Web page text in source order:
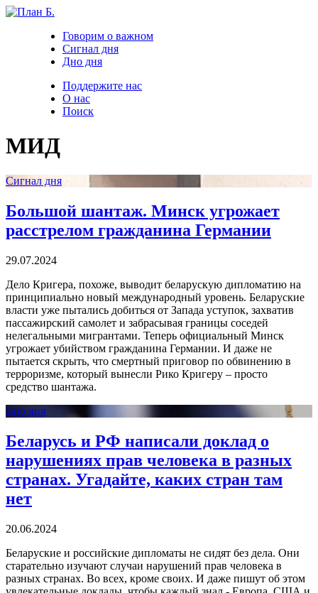
Говорим о важном
Сигнал дня
Дно дня
Поддержите нас
О нас
Поиск
МИД
Сигнал дня
Большой шантаж. Минск угрожает
расстрелом гражданина Германии
29.07.2024
Дело Кригера, похоже, выводит беларускую дипломатию на
принципиально новый международный уровень. Беларуские
власти уже пытались добиться от Запада уступок, захватив
пассажирский самолет и забрасывая границы соседей
нелегальными мигрантами. Теперь официальный Минск
угрожает убийством гражданина Германии. И даже не
пытается скрыть, что смертный приговор по обвинению в
терроризме, который вынесли Рико Кригеру – просто
средство шантажа.
Дно дня
Беларусь и РФ написали доклад о
нарушениях прав человека в разных
странах. Угадайте, каких стран там
нет
20.06.2024
Беларуские и российские дипломаты не сидят без дела. Они
старательно изучают случаи нарушений прав человека в
разных странах. Во всех, кроме своих. И даже пишут об этом